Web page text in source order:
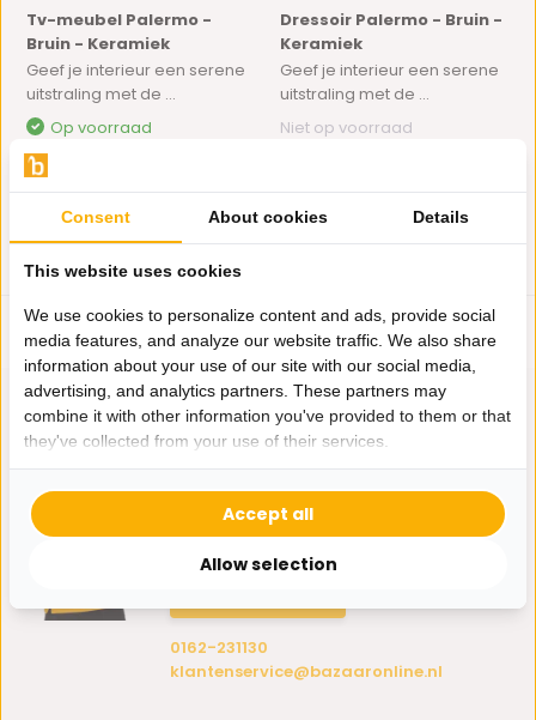
Tv-meubel Palermo -
Bruin - Keramiek
Geef je interieur een serene
uitstraling met de ...
Op voorraad
575,-
Dressoir Palermo - Bruin -
Keramiek
Geef je interieur een serene
uitstraling met de ...
Niet op voorraad
Wij zitten voor je klaar.
0162-231130
klantenservice@bazaaronline.nl
Consent About cookies Details
This website uses cookies
We use cookies to personalize content and ads, provide social
media features, and analyze our website traffic. We also share
information about your use of our site with our social media,
advertising, and analytics partners. These partners may
combine it with other information you've provided to them or that
they've collected from your use of their services.
Allow selection
Accept all